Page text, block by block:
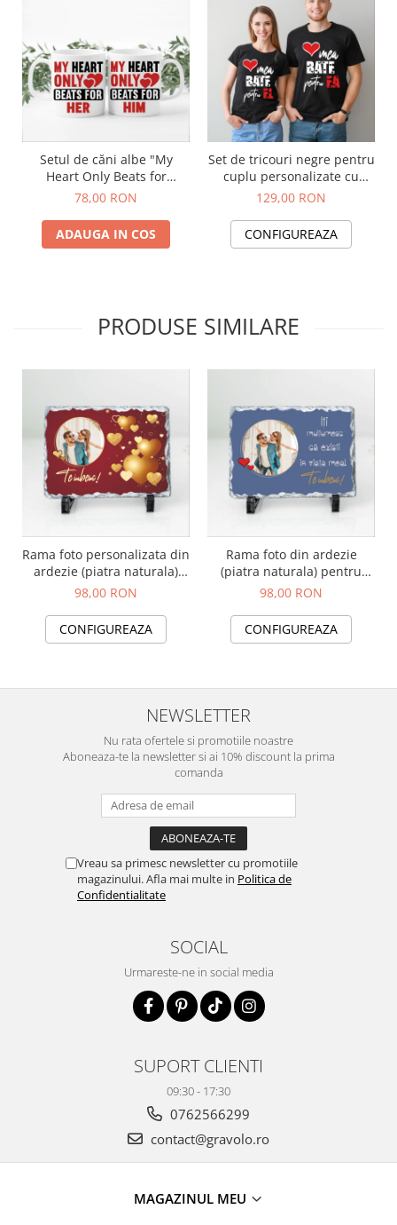
Setul de căni albe "My
Heart Only Beats for
Her/Him
78,00 RON
ADAUGA IN COS
Set de tricouri negre pentru
cuplu personalizate cu
mesajul "Inima mea bate
129,00 RON
CONFIGUREAZA
PRODUSE SIMILARE
Rama foto personalizata din
ardezie (piatra naturala)
pentru cuplu, iubit, iubita
98,00 RON
CONFIGUREAZA
Rama foto din ardezie
(piatra naturala) pentru
persoana iubita,
multumesc ca existi in viata
mea"
98,00 RON
CONFIGUREAZA
NEWSLETTER
Nu rata ofertele si promotiile noastre
Aboneaza-te la newsletter si ai 10% discount la prima
comanda
Vreau sa primesc newsletter cu promotiile
magazinului. Afla mai multe in Politica de
Confidentialitate
SOCIAL
Urmareste-ne in social media
SUPORT CLIENTI
09:30 - 17:30
0762566299
contact@gravolo.ro
MAGAZINUL MEU